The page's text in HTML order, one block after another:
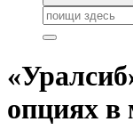
Поиск:
опциях в